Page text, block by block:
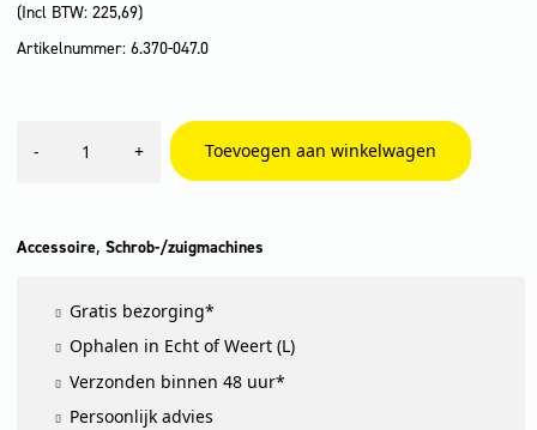
(Incl BTW: 225,69)
Artikelnummer: 6.370-047.0
-
scrub
430
+ Toevoegen aan winkelwagen
Accessoire, Schrob-/zuigmachines
Gratis bezorging*
Ophalen in Echt of Weert (L)
Verzonden binnen 48 uur*
Persoonlijk advies